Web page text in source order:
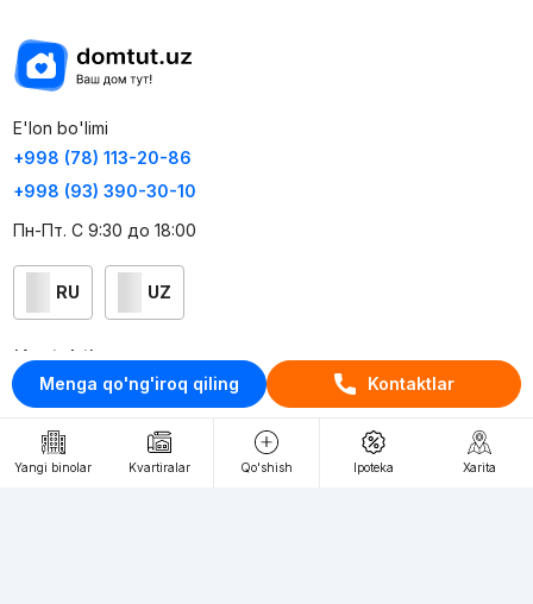
Menga qo'ng'iroq qiling Kontaktlar
Yangi binolar Kvartiralar Qo'shish Ipoteka Xarita
E'lon bo'limi
+998 (78) 113-20-86
+998 (93) 390-30-10
Пн-Пт. С 9:30 до 18:00
RU UZ
Kontaktlar
loyiha haqida
Webnow © loyihasi